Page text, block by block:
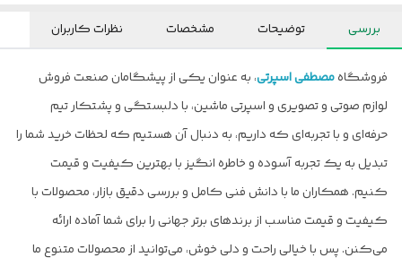
بررسی توضیحات مشخصات نظرات کاربران
فروشگاهمصطفی اسپرتی، به عنوان یکی از پیشگامان صنعت فروش
لوازم صوتی و تصویری و اسپرتی ماشین، با دلبستگی و پشتکار تیم
حرفه‌ای و با تجربه‌ای که داریم، به دنبال آن هستیم که لحظات خرید شما را
تبدیل به یک تجربه آسوده و خاطره انگیز با بهترین کیفیت و قیمت
کنیم. همکاران ما با دانش فنی کامل و بررسی دقیق بازار، محصولات با
کیفیت و قیمت مناسب از برندهای برتر جهانی را برای شما آماده ارائه
می‌کنن. پس با خیالی راحت و دلی خوش، می‌توانید از محصولات متنوع ما